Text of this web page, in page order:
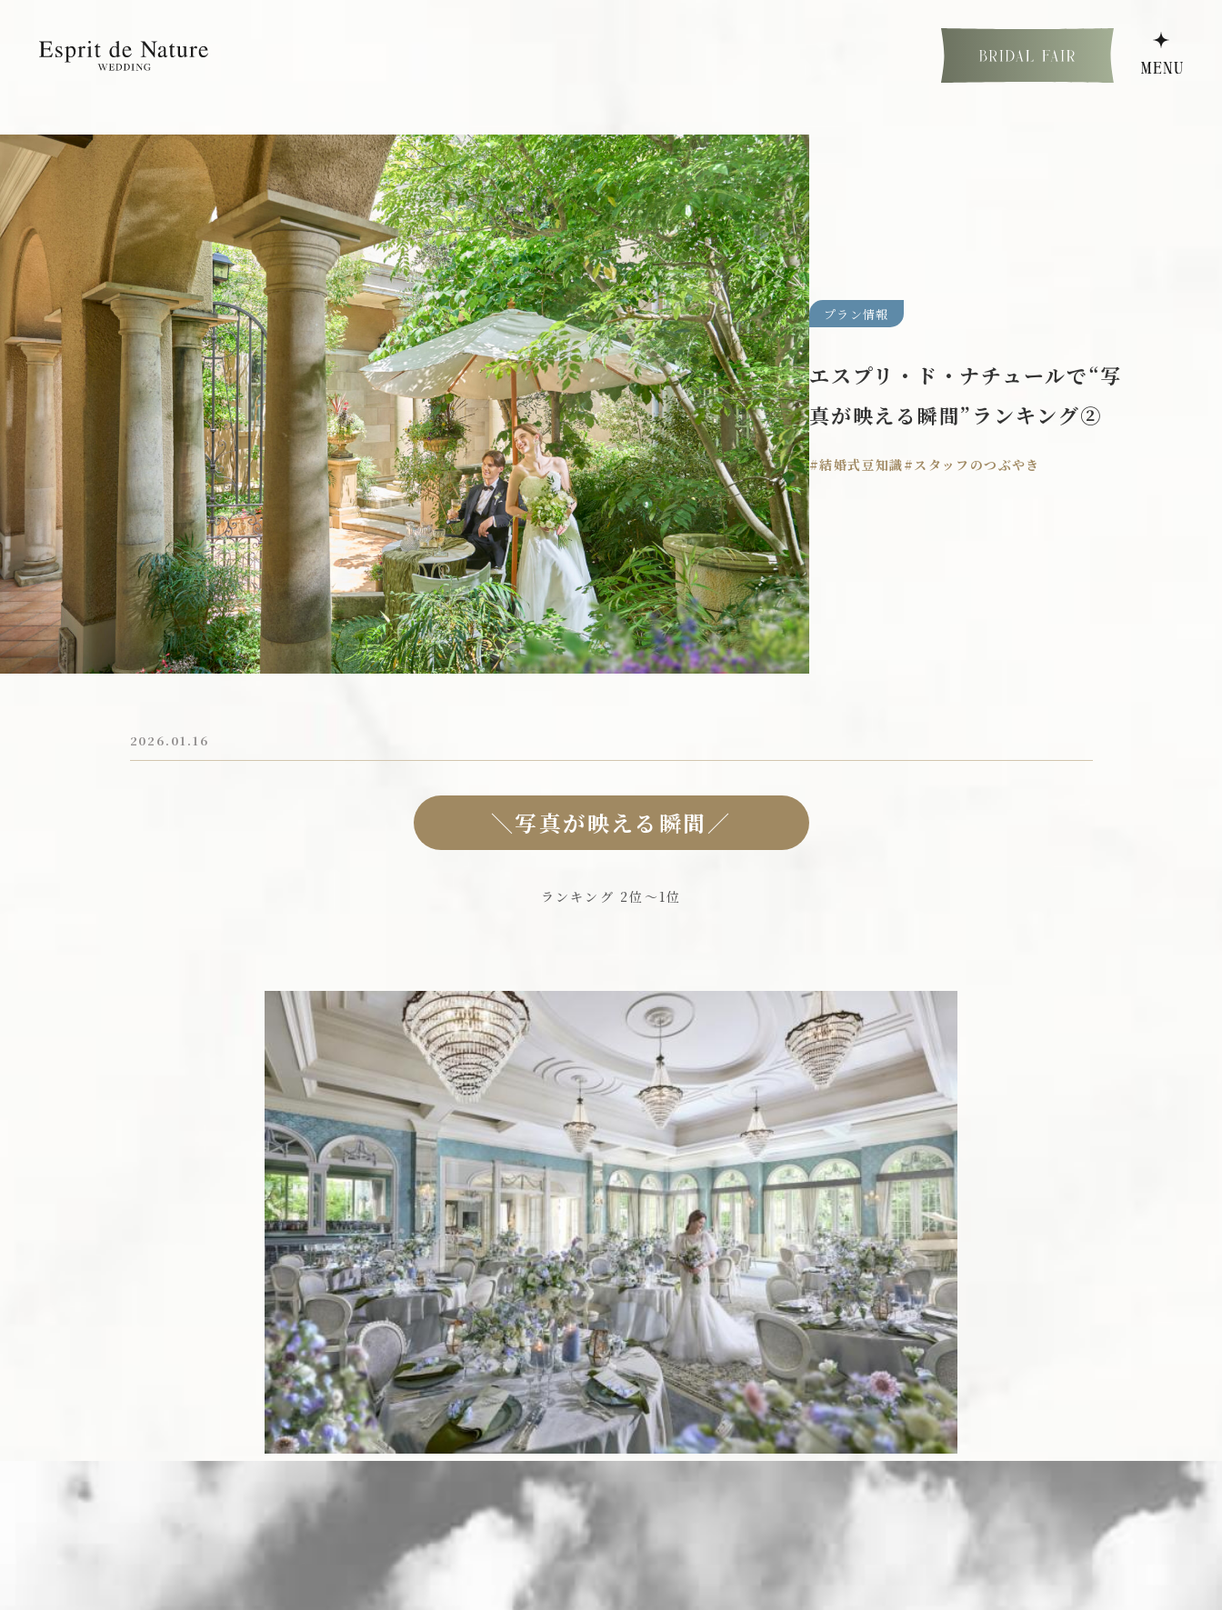
愛され続ける理由 料金プラン 大聖堂
パーティ会場 館内紹介 料理&デザート
ドレス フォトギャラリー 挙式レポート
アクセス ゲストの皆様へ よくあるご質問
新着情報 トピックス 会社概要
お電話でのご予約・お問い合わせ
054-284-2323
平日／11:00～19:00 | 土日祝／9:00～19:00
火・水曜日は定休日：祝日除く
お問い合わせ
パンフレット請求
少人数ウェディング
ペットウェディング
プラン情報
エスプリ・ド・ナチュールで“写
真が映える瞬間”ランキング②
#結婚式豆知識#スタッフのつぶやき
2026.01.16
＼写真が映える瞬間／
ランキング 2位〜1位
2位
披露宴入場前の
“静かな時間” × 窓からの光
実はスタッフが密かに好きなのがこの瞬間。